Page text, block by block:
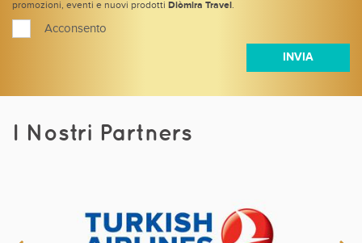
promozioni, eventi e nuovi prodotti Diòmira Travel .
Acconsento
I Nostri Partners